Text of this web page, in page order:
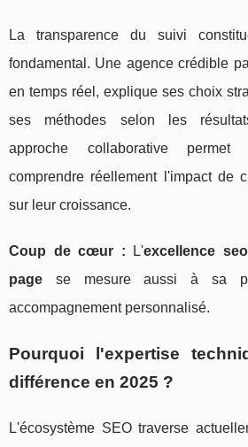
La transparence du suivi
fondamental. Une agence crédible
en temps réel, explique ses choix
ses méthodes selon les
approche collaborative
comprendre réellement l'impact de
sur leur croissance.
Coup de cœur : L'excellence
page se mesure aussi à sa
accompagnement personnalisé.
Pourquoi l'expertise
différence en 2025 ?
L'écosystème SEO traverse